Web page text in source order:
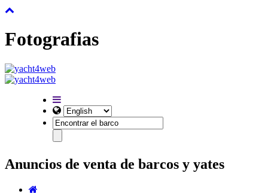
Fotografias
Anuncios de venta de barcos y yates